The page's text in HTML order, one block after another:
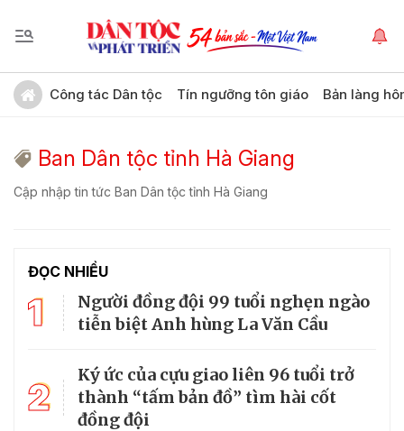
Công tác Dân tộc Tín ngưỡng tôn giáo Bản làng
Ban Dân tộc tỉnh Hà Giang
Cập nhập tin tức Ban Dân tộc tỉnh Hà Giang
ĐỌC NHIỀU
1
Người đồng đội 99 tuổi nghẹn ngào
tiễn biệt Anh hùng La Văn Cầu
2
Ký ức của cựu giao liên 96 tuổi trở
thành “tấm bản đồ” tìm hài cốt
đồng đội